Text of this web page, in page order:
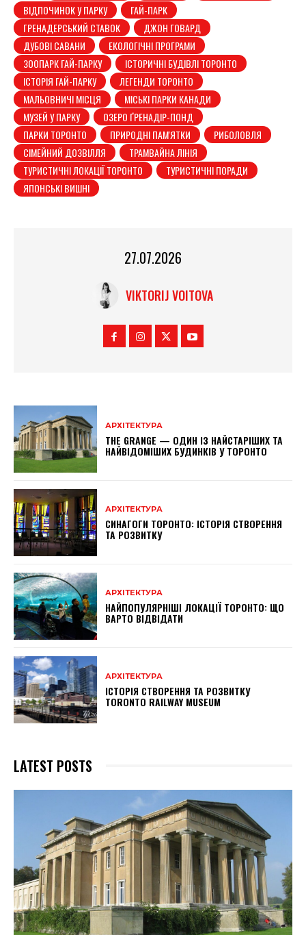
ВІДПОЧИНОК У ПАРКУ
ГАЙ-ПАРК
ГРЕНАДЕРСЬКИЙ СТАВОК
ДЖОН ГОВАРД
ДУБОВІ САВАНИ
ЕКОЛОГІЧНІ ПРОГРАМИ
ЗООПАРК ГАЙ-ПАРКУ
ІСТОРИЧНІ БУДІВЛІ ТОРОНТО
ІСТОРІЯ ГАЙ-ПАРКУ
ЛЕГЕНДИ ТОРОНТО
МАЛЬОВНИЧІ МІСЦЯ
МІСЬКІ ПАРКИ КАНАДИ
МУЗЕЙ У ПАРКУ
ОЗЕРО ҐРЕНАДІР-ПОНД
ПАРКИ ТОРОНТО
ПРИРОДНІ ПАМ'ЯТКИ
РИБОЛОВЛЯ
СІМЕЙНИЙ ДОЗВІЛЛЯ
ТРАМВАЙНА ЛІНІЯ
ТУРИСТИЧНІ ЛОКАЦІЇ ТОРОНТО
ТУРИСТИЧНІ ПОРАДИ
ЯПОНСЬКІ ВИШНІ
27.07.2026
VIKTORIJ VOITOVA
АРХІТЕКТУРА
THE GRANGE — ОДИН ІЗ НАЙСТАРІШИХ ТА
НАЙВІДОМІШИХ БУДИНКІВ У ТОРОНТО
АРХІТЕКТУРА
СИНАГОГИ ТОРОНТО: ІСТОРІЯ СТВОРЕННЯ
ТА РОЗВИТКУ
АРХІТЕКТУРА
НАЙПОПУЛЯРНІШІ ЛОКАЦІЇ ТОРОНТО: ЩО
ВАРТО ВІДВІДАТИ
АРХІТЕКТУРА
ІСТОРІЯ СТВОРЕННЯ ТА РОЗВИТКУ
TORONTO RAILWAY MUSEUM
LATEST POSTS